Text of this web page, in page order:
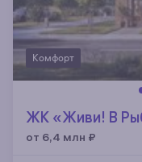
Комфорт
ЖК «Живи! В
от 6,4 млн ₽